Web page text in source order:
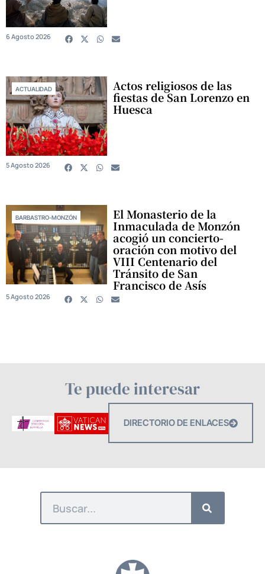
6 Agosto 2026
ACTUALIDAD Actos religiosos de las
fiestas de San Lorenzo en
Huesca
5 Agosto 2026
BARBASTRO-MONZÓN El Monasterio de la
Inmaculada de Monzón
acogió un concierto-
oración con motivo del
VIII Centenario del
Tránsito de San
Francisco de Asís
5 Agosto 2026
Te puede interesar
DIRECTORIO DE ENLACES